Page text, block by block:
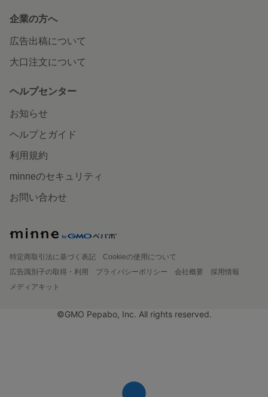
企業の方へ
広告出稿について
大口注文について
ヘルプセンター
お知らせ
ヘルプとガイド
利用規約
minneのセキュリティ
お問い合わせ
特定商取引法に基づく表記
Cookieの使用について
広告識別子の取得・利用
プライバシーポリシー 会社概要
採用情報
メディアキット
©GMO Pepabo, Inc. All rights reserved.